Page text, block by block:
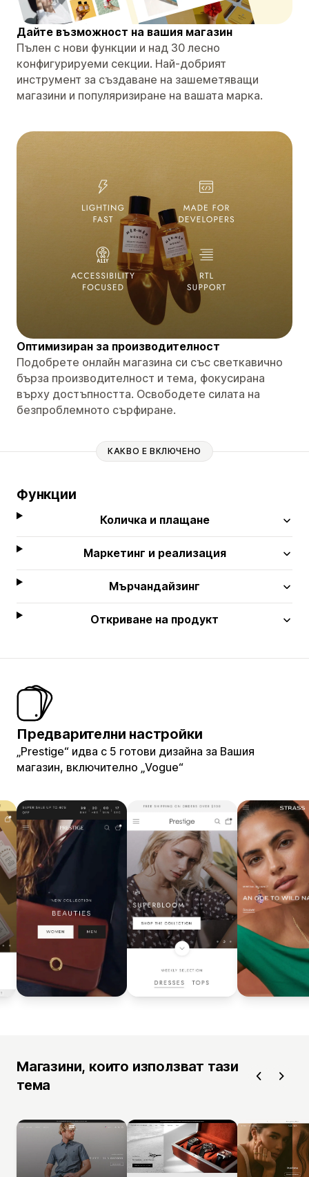
Дайте възможност на вашия магазин
Пълен с нови функции и над 30 лесно
конфигурируеми секции. Най-добрият
инструмент за създаване на зашеметяващи
магазини и популяризиране на вашата марка.
Оптимизиран за производителност
Подобрете онлайн магазина си със светкавично
бърза производителност и тема, фокусирана
върху достъпността. Освободете силата на
безпроблемното сърфиране.
КАКВО Е ВКЛЮЧЕНО
Функции
Количка и плащане
Маркетинг и реализация
Мърчандайзинг
Откриване на продукт
Предварителни настройки
„Prestige“ идва с 5 готови дизайна за Вашия
магазин, включително „Vogue“
Магазини, които използват тази
тема